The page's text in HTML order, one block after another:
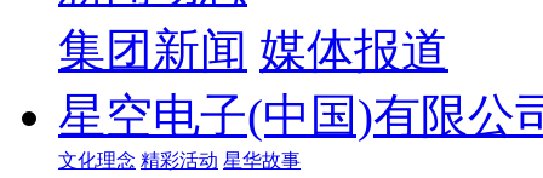
集团新闻 媒体报道
星空电子(中国)有限公
文化理念 精彩活动 星华故事